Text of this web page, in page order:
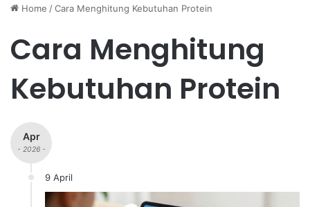
Home /Cara Menghitung Kebutuhan Protein
Cara Menghitung
Kebutuhan Protein
Apr
- 2026 -
9 April